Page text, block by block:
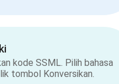
kode SSML. Pilih bahasa
tombol Konversikan.